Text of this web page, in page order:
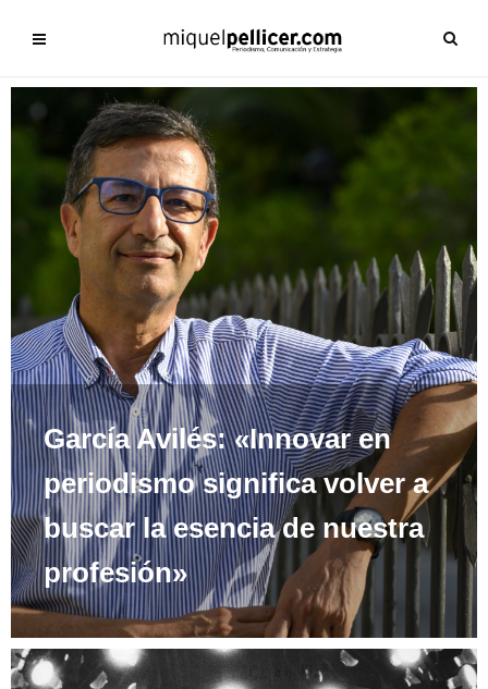
García Avilés: «Innovar en
periodismo significa volver a
buscar la esencia de nuestra
profesión»